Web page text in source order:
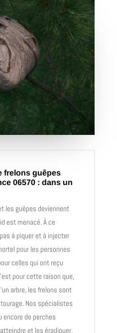
frelons guêpes
06570 : dans un
les guêpes deviennent
est menacé. À ce
à piquer et à injecter
pour les personnes
celles qui ont reçu
pour cette raison que,
arbre, les frelons sont
Nos spécialistes
encore de perches
et les éradiquer.